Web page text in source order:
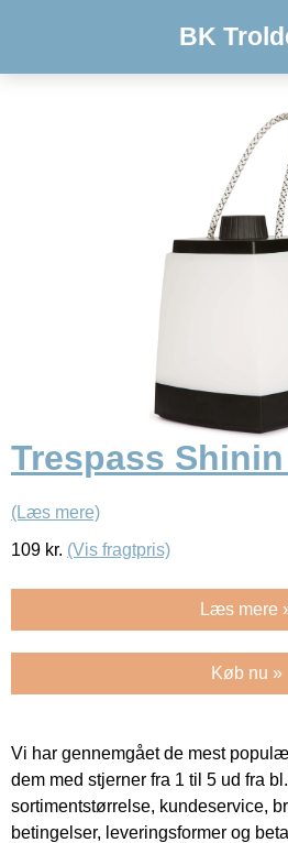
BK
Trespass
(Læs mere)
109 kr. (Vis fragtpris)
Læs mere
Køb nu »
Vi har gennemgået de mest
dem med stjerner fra 1 til 5 ud fra
sortimentstørrelse, kundeservice,
betingelser, leveringsformer og